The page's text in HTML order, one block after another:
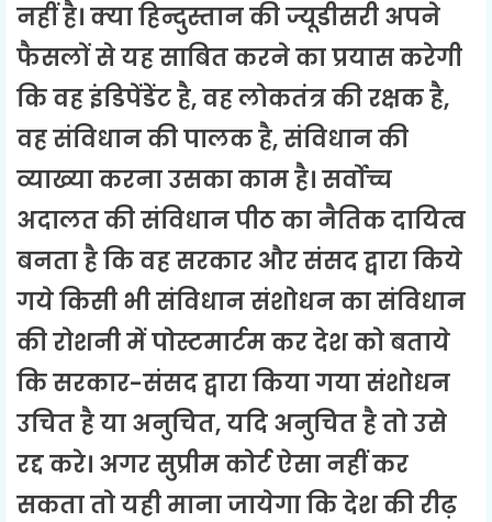
नहीं है। क्या हिन्दुस्तान की ज्यूडीसरी अपने
फैसलों से यह साबित करने का प्रयास करेगी
कि वह इंडिपेंडेंट है, वह लोकतंत्र की रक्षक है,
वह संविधान की पालक है, संविधान की
व्याख्या करना उसका काम है। सर्वोच्च
अदालत की संविधान पीठ का नैतिक दायित्व
बनता है कि वह सरकार और संसद द्वारा किये
गये किसी भी संविधान संशोधन का संविधान
की रोशनी में पोस्टमार्टम कर देश को बताये
कि सरकार-संसद द्वारा किया गया संशोधन
उचित है या अनुचित, यदि अनुचित है तो उसे
रद्द करे। अगर सुप्रीम कोर्ट ऐसा नहीं कर
सकता तो यही माना जायेगा कि देश की रीढ़